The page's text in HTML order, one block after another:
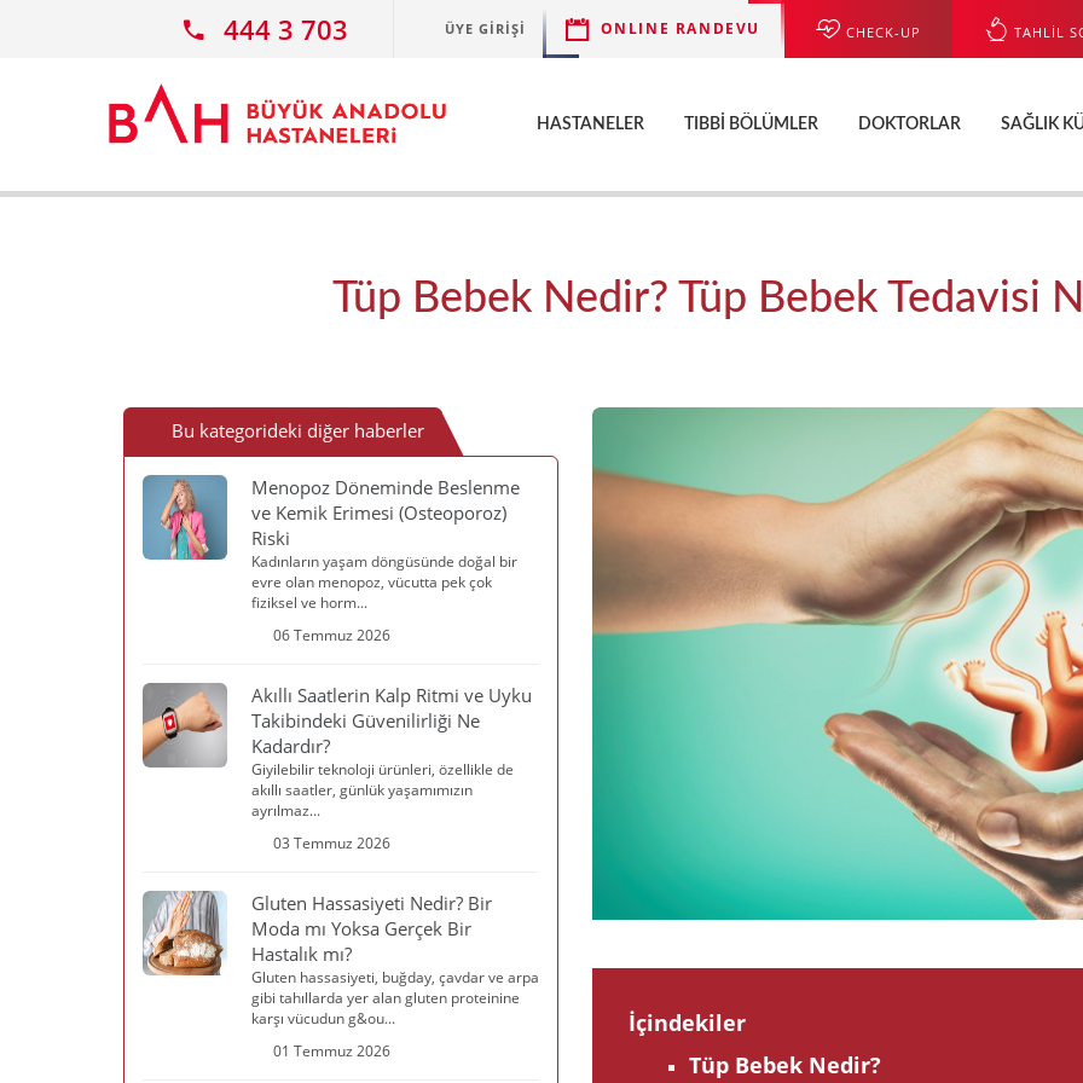
444 3 703 ÜYE GIRIŞI ONLINE RANDEVU CHECK-UP TAHLİL
HASTANELER TIBBI BÖLÜMLER DOKTORLAR SAĞLIK
Tüp Bebek Nedir? Tüp Bebek Tedavisi
İçindekiler
Tüp Bebek Nedir?
Bu kategorideki diğer haberler
Menopoz Döneminde Beslenme
ve Kemik Erimesi (Osteoporoz)
Riski
Kadınların yaşam döngüsünde doğal bir
evre olan menopoz, vücutta pek çok
fiziksel ve horm...
06 Temmuz 2026
Akıllı Saatlerin Kalp Ritmi ve Uyku
Takibindeki Güvenilirliği Ne
Kadardır?
Giyilebilir teknoloji ürünleri, özellikle de
akıllı saatler, günlük yaşamımızın
ayrılmaz...
03 Temmuz 2026
Gluten Hassasiyeti Nedir? Bir
Moda mı Yoksa Gerçek Bir
Hastalık mı?
Gluten hassasiyeti, buğday, çavdar ve arpa
gibi tahıllarda yer alan gluten proteinine
karşı vücudun g&ou...
01 Temmuz 2026